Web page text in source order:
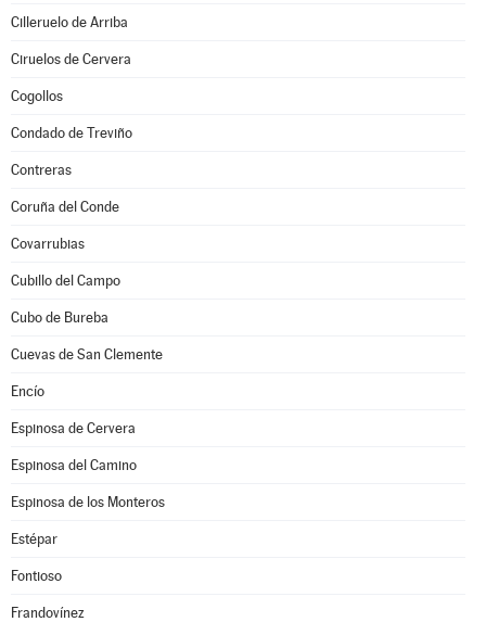
Cilleruelo de Arriba
Ciruelos de Cervera
Cogollos
Condado de Treviño
Contreras
Coruña del Conde
Covarrubias
Cubillo del Campo
Cubo de Bureba
Cuevas de San Clemente
Encío
Espinosa de Cervera
Espinosa del Camino
Espinosa de los Monteros
Estépar
Fontioso
Frandovínez